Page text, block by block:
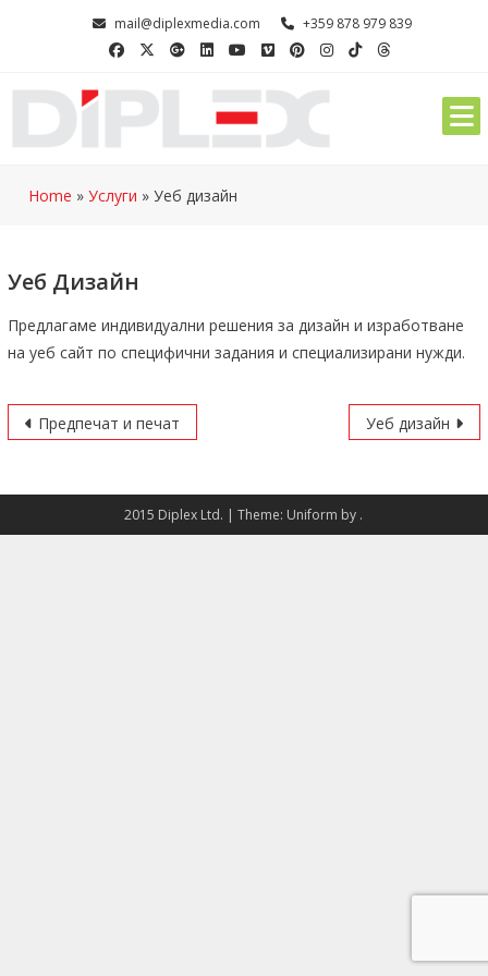
mail@diplexmedia.com +359 878 979 839
Home » Услуги » Уеб дизайн
Уеб Дизайн
Предлагаме индивидуални решения за дизайн и изработване
на уеб сайт по специфични задания и специализирани нужди.
Навигация
Предпечат и печат Уеб дизайн
2015 Diplex Ltd. |Theme: Uniform by .